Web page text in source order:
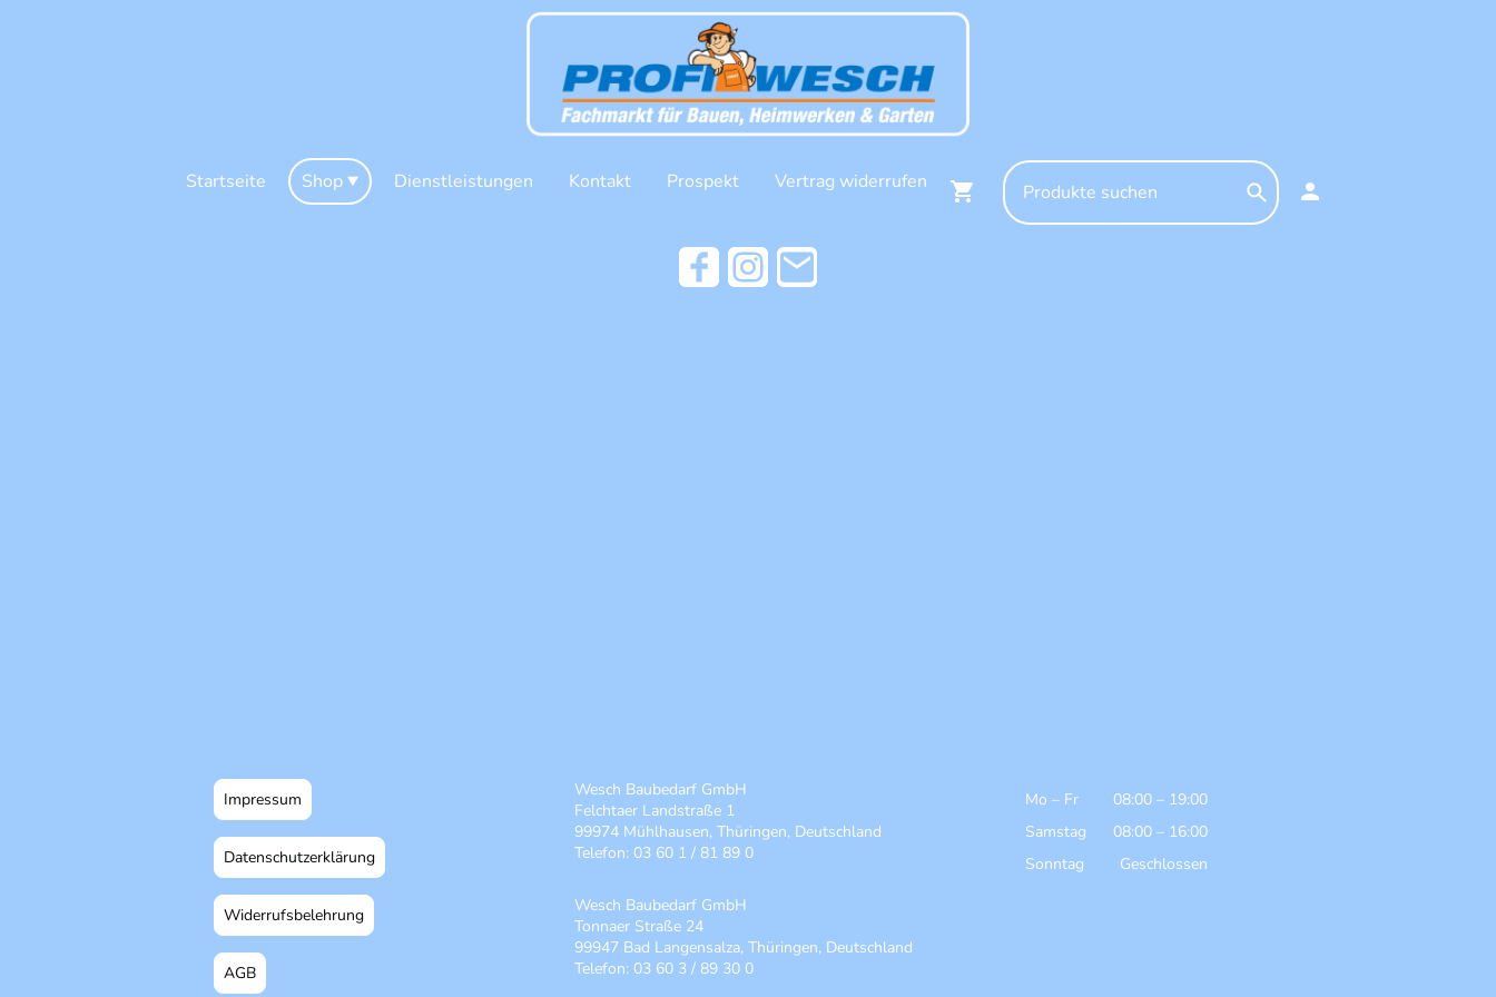
Startseite Shop Dienstleistungen Kontakt Prospekt Vertrag widerrufen
Impressum Mo – Fr 08:00 – 19:00
Samstag
08:00 – 16:00
Sonntag
Geschlossen
AGB
Datenschutzerklärung
Widerrufsbelehrung
Wesch Baubedarf GmbH
Felchtaer Landstraße 1
99974 Mühlhausen, Thüringen, Deutschland
Telefon: 03 60 1 / 81 89 0
Wesch Baubedarf GmbH
Tonnaer Straße 24
99947 Bad Langensalza, Thüringen, Deutschland
Telefon: 03 60 3 / 89 30 0